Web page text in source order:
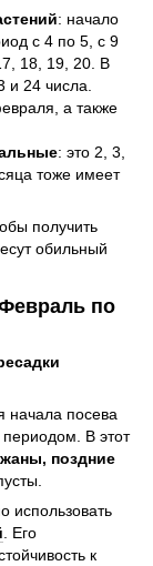
: начало
с 4 по 5, с 9
18, 19, 20. В
и 24 числа.
а также
: это 2, 3,
тоже имеет
получить
обильный
по
начала посева
В этот
поздние
использовать
. Его
к